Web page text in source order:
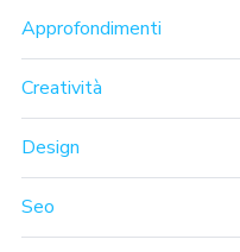
Approfondimenti
Creatività
Design
Seo